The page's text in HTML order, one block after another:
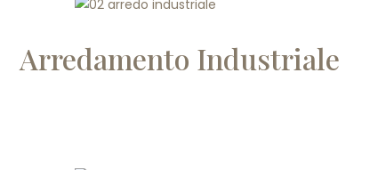
Arredamento Industriale